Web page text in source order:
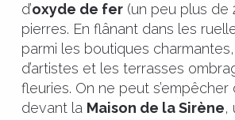
d’oxyde de fer (un peu plus de
pierres. En flânant dans les
parmi les boutiques
d’artistes et les terrasses
fleuries. On ne peut s’empêcher
devant la Maison de la Sirène,